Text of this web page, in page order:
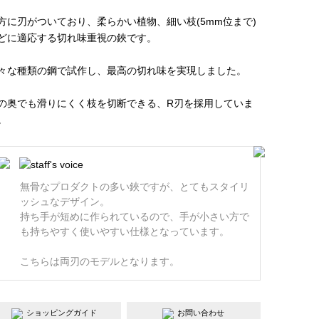
に刃がついており、柔らかい植物、細い枝(5mm位まで)
に適応する切れ味重視の鋏です。
な種類の鋼で試作し、最高の切れ味を実現しました。
奥でも滑りにくく枝を切断できる、R刃を採用していま
無骨なプロダクトの多い鋏ですが、とてもスタイリ
ッシュなデザイン。
持ち手が短めに作られているので、手が小さい方で
も持ちやすく使いやすい仕様となっています。
こちらは両刃のモデルとなります。
ショッピングガイド お問い合わせ